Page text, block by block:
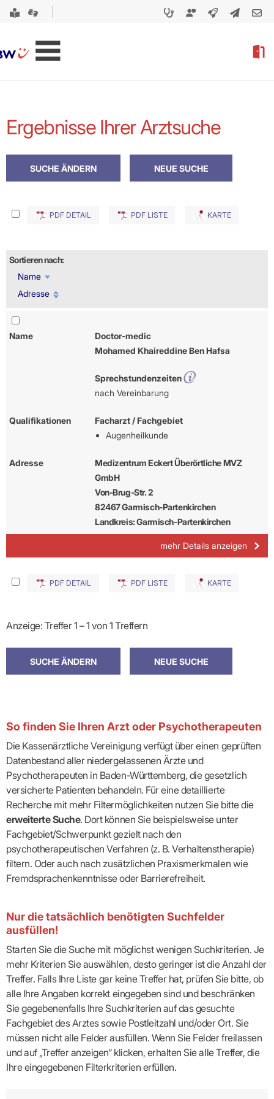
Ergebnisse Ihrer Arztsuche
PDF DETAIL PDF LISTE KARTE
Sortieren nach:
Name
Adresse
Name
Doctor-medic
Mohamed Khaireddine Ben Hafsa
Sprechstundenzeiten
nach Vereinbarung
Qualifikationen
Facharzt / Fachgebiet
Augenheilkunde
Adresse
Medizentrum Eckert Überörtliche MVZ
GmbH
Von-Brug-Str. 2
82467 Garmisch-Partenkirchen
Landkreis: Garmisch-Partenkirchen
mehr Details anzeigen
PDF DETAIL PDF LISTE KARTE
Anzeige: Treffer 1 – 1 von 1 Treffern
So finden Sie Ihren Arzt oder Psychotherapeuten
Die Kassenärztliche Vereinigung verfügt über einen geprüften
Datenbestand aller niedergelassenen Ärzte und
Psychotherapeuten in Baden-Württemberg, die gesetzlich
versicherte Patienten behandeln. Für eine detaillierte
Recherche mit mehr Filtermöglichkeiten nutzen Sie bitte die
erweiterte Suche. Dort können Sie beispielsweise unter
Fachgebiet/Schwerpunkt gezielt nach den
psychotherapeutischen Verfahren (z. B. Verhaltenstherapie)
filtern. Oder auch nach zusätzlichen Praxismerkmalen wie
Fremdsprachenkenntnisse oder Barrierefreiheit.
Nur die tatsächlich benötigten Suchfelder
ausfüllen!
Starten Sie die Suche mit möglichst wenigen Suchkriterien. Je
mehr Kriterien Sie auswählen, desto geringer ist die Anzahl der
Treffer. Falls Ihre Liste gar keine Treffer hat, prüfen Sie bitte, ob
alle Ihre Angaben korrekt eingegeben sind und beschränken
Sie gegebenenfalls Ihre Suchkriterien auf das gesuchte
Fachgebiet des Arztes sowie Postleitzahl und/oder Ort. Sie
müssen nicht alle Felder ausfüllen. Wenn Sie Felder freilassen
und auf „Treffer anzeigen“ klicken, erhalten Sie alle Treffer, die
Ihre eingegebenen Filterkriterien erfüllen.